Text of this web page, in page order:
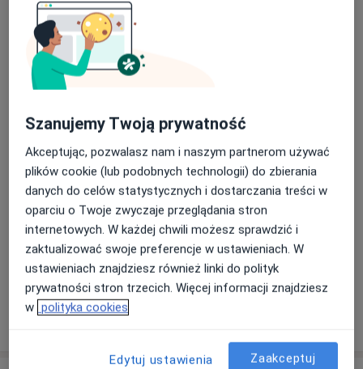
Konsultacja okulistyczna + badanie
OCT
350 zł Szczegóły
Badanie Angio-OCT
Badanie OCT
200 zł Szczegóły
Konsultacja okulistyczna + badanie lampą szczelinową
250 zł Szczegóły
+ 4 usługi
Szanujemy Twoją prywatność
Akceptując, pozwalasz nam i naszym partnerom używać
plików cookie (lub podobnych technologii) do zbierania
danych do celów statystycznych i dostarczania treści w
oparciu o Twoje zwyczaje przeglądania stron
internetowych. W każdej chwili możesz sprawdzić i
zaktualizować swoje preferencje w ustawieniach. W
ustawieniach znajdziesz również linki do polityk
prywatności stron trzecich. Więcej informacji znajdziesz
w polityka cookies
Edytuj ustawienia Zaakceptuj